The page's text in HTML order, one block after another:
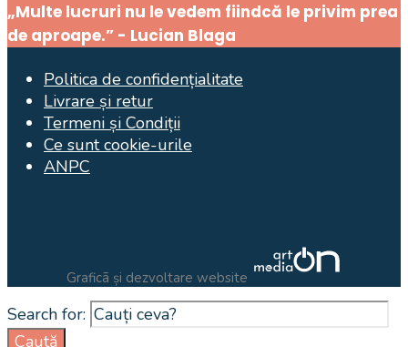
„Multe lucruri nu le vedem fiindcă le privim prea
de aproape.” - Lucian Blaga
Politica de confidențialitate
Livrare și retur
Termeni și Condiții
Ce sunt cookie-urile
ANPC
Graficã și dezvoltare website
Search for:
Caută